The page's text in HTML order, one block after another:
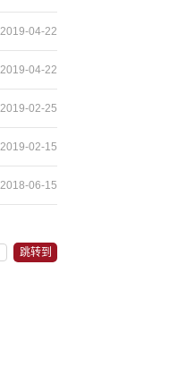
2019-04-22
2019-04-22
2019-02-25
2019-02-15
2018-06-15
跳转到